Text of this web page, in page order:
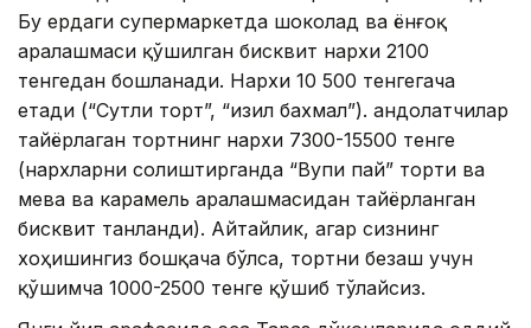
Бу ердаги супермаркетда шоколад ва ёнғоқ
аралашмаси қўшилган бисквит нархи 2100
тенгедан бошланади. Нархи 10 500 тенгегача
етади (“Сутли торт”, “Қизил бахмал”). Қандолатчилар
тайёрлаган тортнинг нархи 7300-15500 тенге
(нархларни солиштирганда “Вупи пай” торти ва
мева ва карамель аралашмасидан тайёрланган
бисквит танланди). Айтайлик, агар сизнинг
хоҳишингиз бошқача бўлса, тортни безаш учун
қўшимча 1000-2500 тенге қўшиб тўлайсиз.